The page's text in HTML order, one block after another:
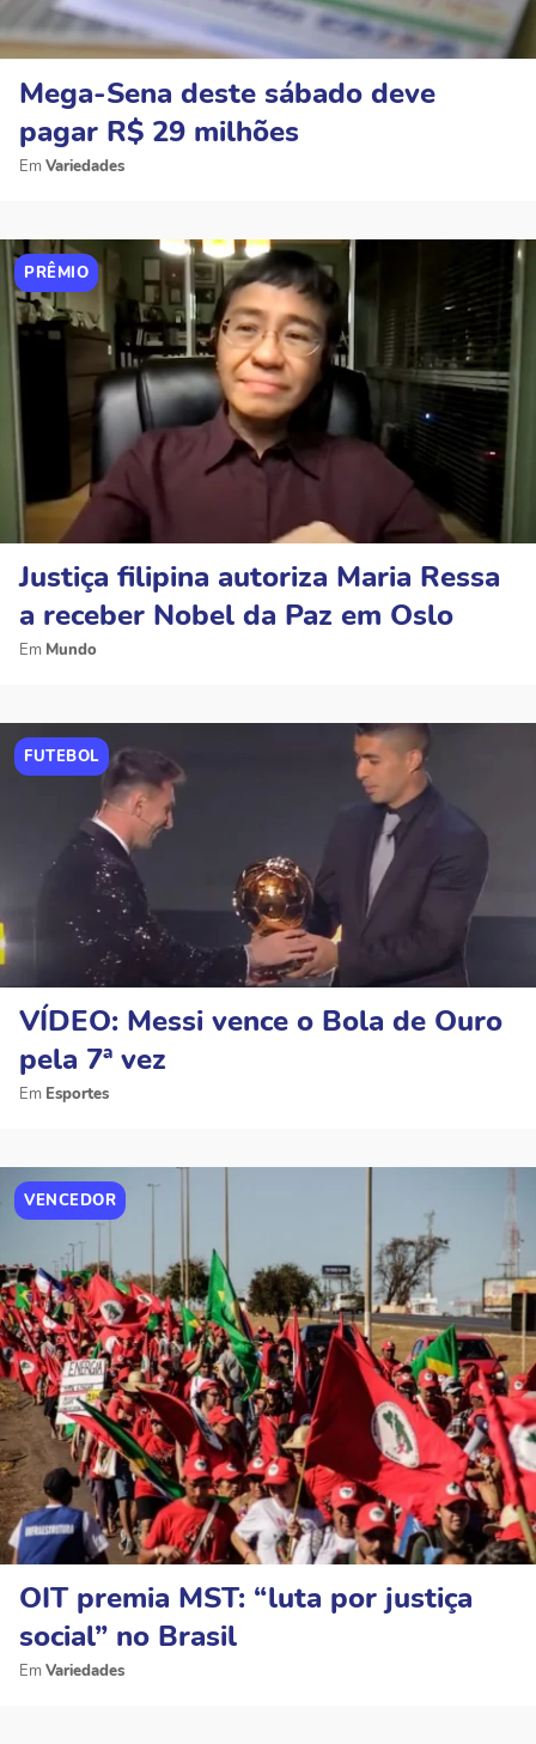
Mega-Sena deste sábado deve
pagar R$ 29 milhões
Variedades
PRÊMIO
Justiça filipina autoriza Maria Ressa
a receber Nobel da Paz em Oslo
Mundo
FUTEBOL
VÍDEO: Messi vence o Bola de Ouro
pela 7ª vez
Esportes
VENCEDOR
OIT premia MST: “luta por justiça
social” no Brasil
Variedades